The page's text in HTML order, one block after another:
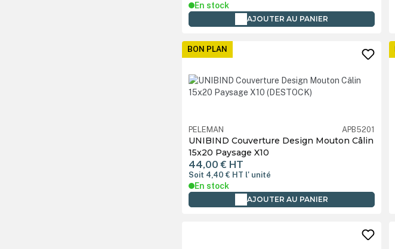
En stock
AJOUTER AU PANIER
BON PLAN
PELEMAN APB5201
UNIBIND Couverture Design Mouton Câlin
15x20 Paysage X10
44,00 € HT
Soit 4,40 € HT l' unité
En stock
AJOUTER AU PANIER